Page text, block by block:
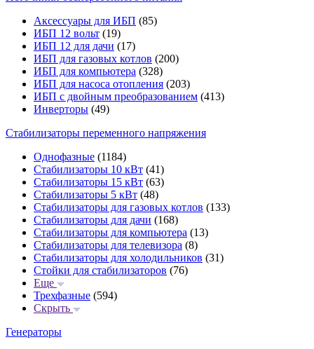
Аксессуары для ИБП (85)
ИБП 12 вольт (19)
ИБП 12 для дачи (17)
ИБП для газовых котлов (200)
ИБП для компьютера (328)
ИБП для насоса отопления (203)
ИБП с двойным преобразованием (413)
Инверторы (49)
Стабилизаторы переменного напряжения
Однофазные (1184)
Стабилизаторы 10 кВт (41)
Стабилизаторы 15 кВт (63)
Стабилизаторы 5 кВт (48)
Стабилизаторы для газовых котлов (133)
Стабилизаторы для дачи (168)
Стабилизаторы для компьютера (13)
Стабилизаторы для телевизора (8)
Стабилизаторы для холодильников (31)
Стойки для стабилизаторов (76)
Еще
Трехфазные (594)
Скрыть
Генераторы